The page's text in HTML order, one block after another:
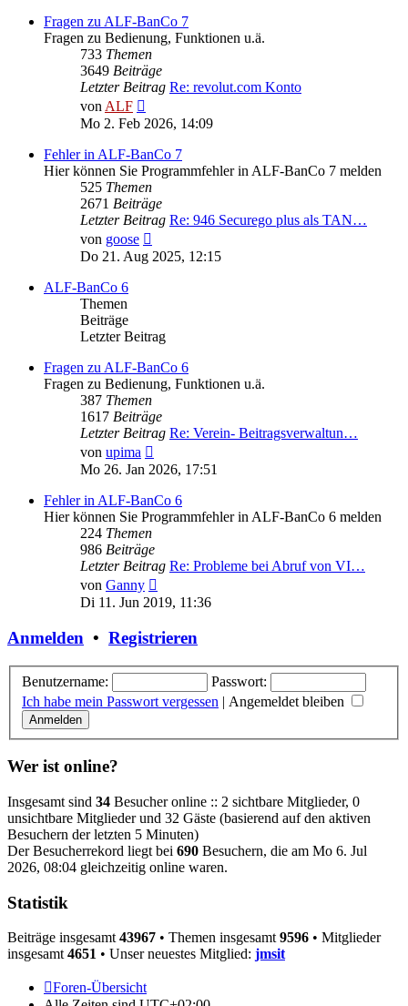
Fragen zu ALF-BanCo 7
Fragen zu Bedienung, Funktionen u.ä.
733 Themen
3649 Beiträge
Letzter Beitrag Re: revolut.com Konto
vonALF
Beitrag
Mo 2. Feb 2026, 14:09
Fehler in ALF-BanCo 7
Hier können Sie Programmfehler in ALF-BanCo 7 melden
525 Themen
2671 Beiträge
Letzter Beitrag Re: 946 Securego plus als TAN…
von goose
Beitrag
Do 21. Aug 2025, 12:15
ALF-BanCo 6
Themen
Beiträge
Letzter Beitrag
Fragen zu ALF-BanCo 6
Fragen zu Bedienung, Funktionen u.ä.
387 Themen
1617 Beiträge
Letzter Beitrag Re: Verein- Beitragsverwaltun…
von upima
Beitrag
Mo 26. Jan 2026, 17:51
Fehler in ALF-BanCo 6
Hier können Sie Programmfehler in ALF-BanCo 6 melden
224 Themen
986 Beiträge
Letzter Beitrag Re: Probleme bei Abruf von VI…
von Ganny
Beitrag
Di 11. Jun 2019, 11:36
Anmelden • Registrieren
Benutzername:
Passwort:
Ich habe mein Passwort vergessen | Angemeldet bleiben
Wer ist online?
Insgesamt sind 34 Besucher online :: 2 sichtbare Mitglieder, 0
unsichtbare Mitglieder und 32 Gäste (basierend auf den aktiven
Besuchern der letzten 5 Minuten)
Der Besucherrekord liegt bei 690 Besuchern, die am Mo 6. Jul
2026, 08:04 gleichzeitig online waren.
Statistik
Beiträge insgesamt 43967 • Themen insgesamt 9596 • Mitglieder
insgesamt 4651 • Unser neuestes Mitglied: jmsit
Foren-Übersicht